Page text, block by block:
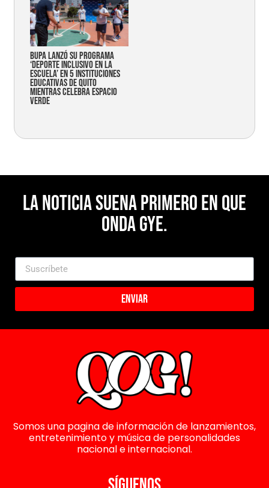
Bupa lanzó su programa
‘Deporte Inclusivo en la
Escuela’ en 5 instituciones
educativas de Quito
mientras celebra espacio
verde
La noticia suena primero en Que
Onda Gye.
Enviar
Somos una pagina de información de lanzamientos,
entretenimiento y música de personalidades
nacional e internacional.